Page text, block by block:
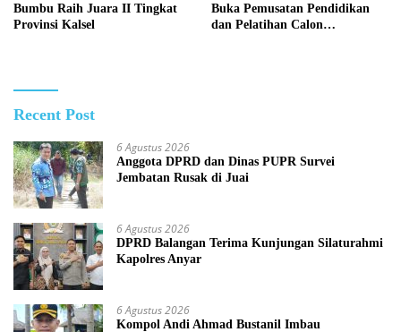
Bumbu Raih Juara II Tingkat
Provinsi Kalsel
Buka Pemusatan Pendidikan
dan Pelatihan Calon
Recent Post
6 Agustus 2026
Anggota DPRD dan Dinas PUPR Survei
Jembatan Rusak di Juai
6 Agustus 2026
DPRD Balangan Terima Kunjungan Silaturahmi
Kapolres Anyar
6 Agustus 2026
Kompol Andi Ahmad Bustanil Imbau